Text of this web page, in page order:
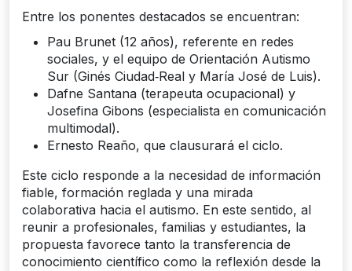
Entre los ponentes destacados se encuentran:
Pau Brunet (12 años), referente en redes
sociales, y el equipo de Orientación Autismo
Sur (Ginés Ciudad‑Real y María José de Luis).
Dafne Santana (terapeuta ocupacional) y
Josefina Gibons (especialista en comunicación
multimodal).
Ernesto Reaño, que clausurará el ciclo.
Este ciclo responde a la necesidad de información
fiable, formación reglada y una mirada
colaborativa hacia el autismo. En este sentido, al
reunir a profesionales, familias y estudiantes, la
propuesta favorece tanto la transferencia de
conocimiento científico como la reflexión desde la